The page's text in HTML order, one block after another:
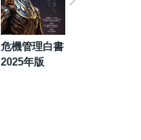
危機管理白書
2025年版